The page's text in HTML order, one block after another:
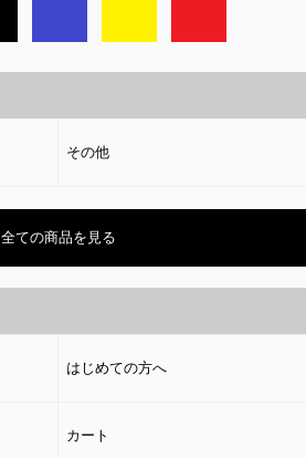
その他
全ての商品を見る
はじめての方へ
カート